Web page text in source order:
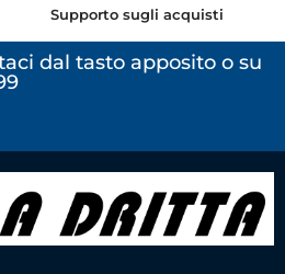
Supporto sugli acquisti
dal tasto apposito o su